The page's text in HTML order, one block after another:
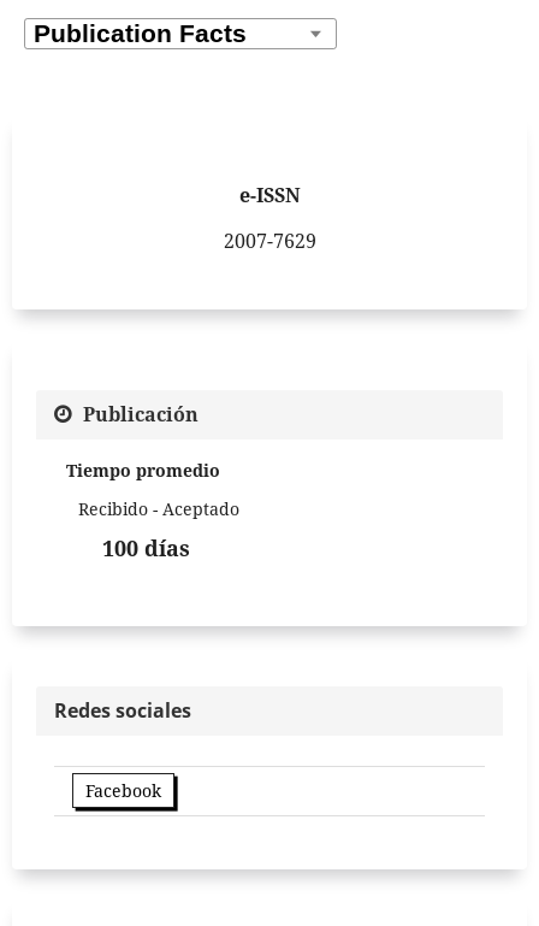
e-ISSN
2007-7629
Publicación
Tiempo promedio
Recibido - Aceptado
100 días
Redes sociales
Facebook